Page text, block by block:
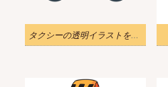
タクシーの透明イラストをダウンロード